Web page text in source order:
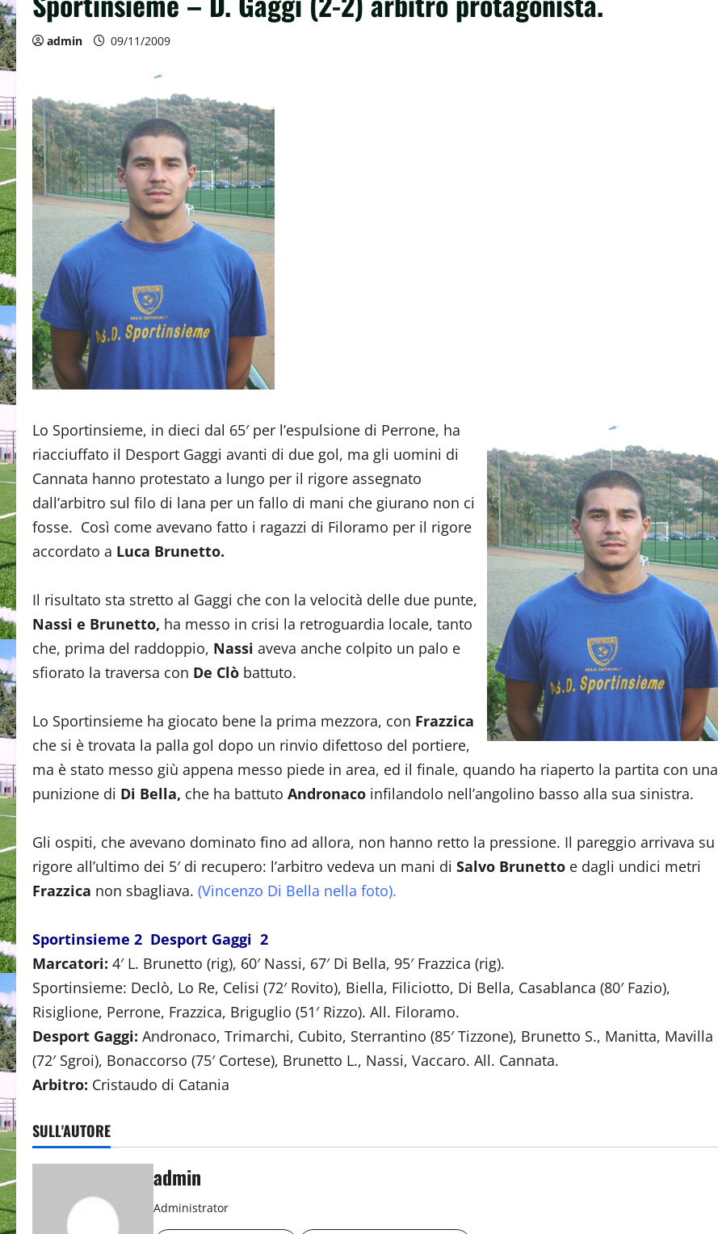
admin 09/11/2009
Lo Sportinsieme, in dieci dal 65′ per l’espulsione di Perrone, ha
riacciuffato il Desport Gaggi avanti di due gol, ma gli uomini di
Cannata hanno protestato a lungo per il rigore assegnato
dall’arbitro sul filo di lana per un fallo di mani che giurano non ci
fosse. Così come avevano fatto i ragazzi di Filoramo per il rigore
accordato a Luca Brunetto.
Il risultato sta stretto al Gaggi che con la velocità delle due punte,
Nassi e Brunetto, ha messo in crisi la retroguardia locale, tanto
che, prima del raddoppio, Nassi aveva anche colpito un palo e
sfiorato la traversa con De Clò battuto.
Lo Sportinsieme ha giocato bene la prima mezzora, con Frazzica
che si è trovata la palla gol dopo un rinvio difettoso del portiere,
ma è stato messo giù appena messo piede in area, ed il finale, quando ha riaperto la partita con una
punizione di Di Bella, che ha battuto Andronaco infilandolo nell’angolino basso alla sua sinistra.
Gli ospiti, che avevano dominato fino ad allora, non hanno retto la pressione. Il pareggio arrivava su
rigore all’ultimo dei 5′ di recupero: l’arbitro vedeva un mani di Salvo Brunetto e dagli undici metri
Frazzica non sbagliava. (Vincenzo Di Bella nella foto).
Sportinsieme 2 Desport Gaggi 2
Marcatori: 4′ L. Brunetto (rig), 60′ Nassi, 67′ Di Bella, 95′ Frazzica (rig).
Sportinsieme: Declò, Lo Re, Celisi (72′ Rovito), Biella, Filiciotto, Di Bella, Casablanca (80′ Fazio),
Risiglione, Perrone, Frazzica, Briguglio (51′ Rizzo). All. Filoramo.
Desport Gaggi: Andronaco, Trimarchi, Cubito, Sterrantino (85′ Tizzone), Brunetto S., Manitta, Mavilla
(72′ Sgroi), Bonaccorso (75′ Cortese), Brunetto L., Nassi, Vaccaro. All. Cannata.
Arbitro: Cristaudo di Catania
SULL'AUTORE
admin
Administrator